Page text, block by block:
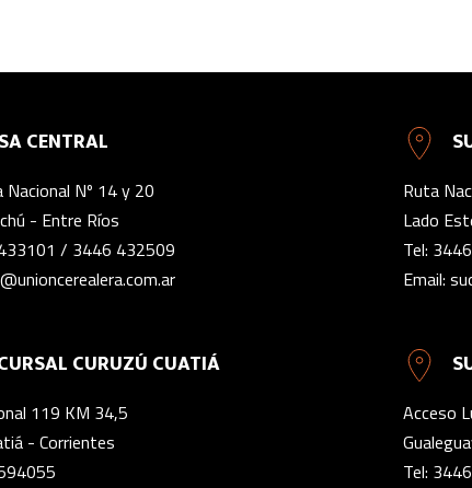
CENTRAL
Nacional Nº 14 y 20
- Entre Ríos
/ 3446 432509
CURUZÚ CUATIÁ
119 KM 34,5
- Corrientes
Ruta
Lado
Tel:
Email:
Acceso
Tel: